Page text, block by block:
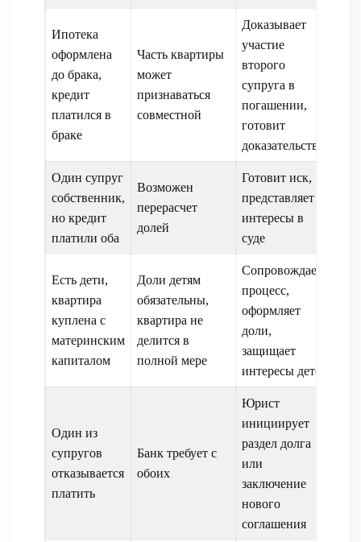
Ипотека
оформлена
до брака,
кредит
платился в
браке
Часть квартиры
может
признаваться
совместной
Доказывает
участие
второго
супруга в
погашении,
готовит
доказательства
Один супруг
собственник,
но кредит
платили оба
Возможен
перерасчет
долей
Готовит иск,
представляет
интересы в
суде
Есть дети,
квартира
куплена с
материнским
капиталом
Доли детям
обязательны,
квартира не
делится в
полной мере
Сопровождает
процесс,
оформляет
доли,
защищает
интересы детей
Один из
супругов
отказывается
платить
Банк требует с
обоих
Юрист
инициирует
раздел долга
или
заключение
нового
соглашения